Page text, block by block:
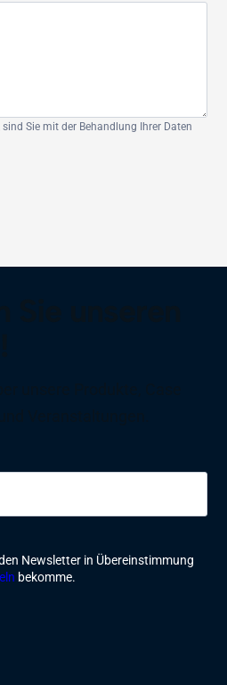
sind Sie mit der Behandlung Ihrer Daten
Newsletter in Übereinstimmung
bekomme.